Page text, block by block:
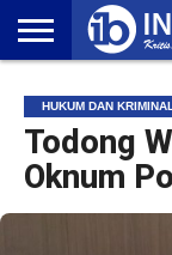
NASIONAL
AMBONIA
MALUKU
EKONOMI
POLITIK
OLAHRAGA
LIFESTYLE
REDAKSI
HUKUM DAN
Todong
Oknum